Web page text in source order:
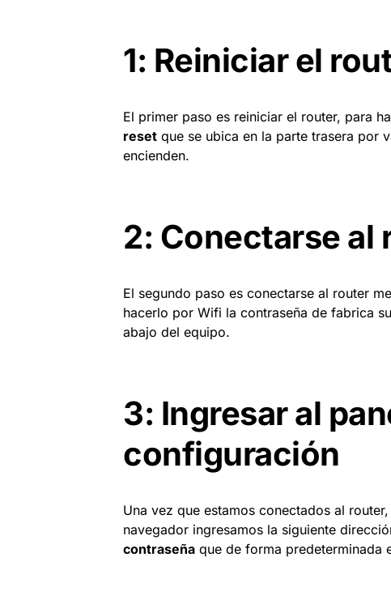
1: Reiniciar el
El primer paso es reiniciar el router, para
reset que se ubica en la parte trasera por
encienden.
2: Conectarse al
El segundo paso es conectarse al router
hacerlo por Wifi la contraseña de fabrica
abajo del equipo.
3: Ingresar al
configuración
Una vez que estamos conectados al
navegador ingresamos la siguiente
contraseña que de forma predeterminada